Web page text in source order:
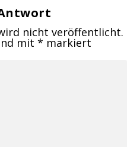
nicht veröffentlicht.
mit* markiert